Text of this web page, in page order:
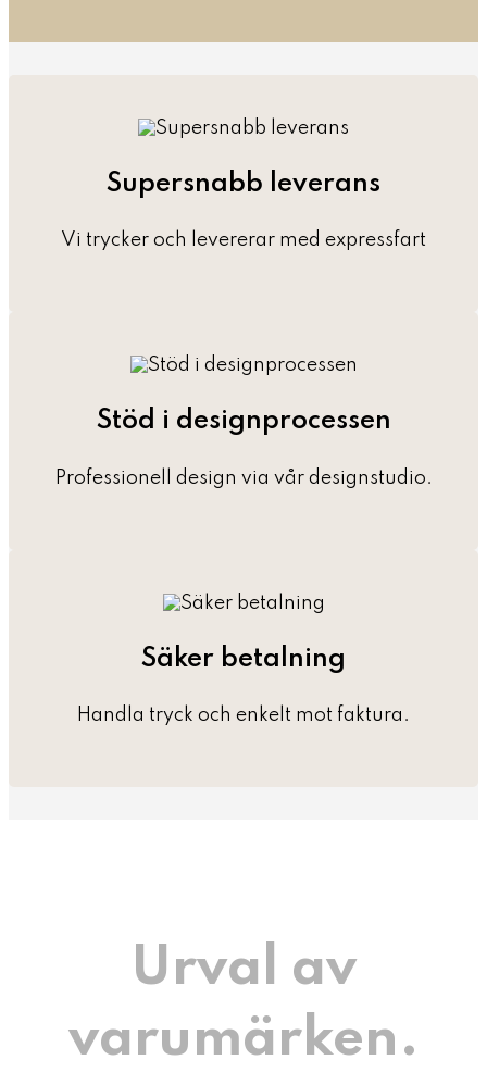
Supersnabb leverans
Vi trycker och levererar med expressfart
Stöd i designprocessen
Professionell design via vår designstudio.
Säker betalning
Handla tryck och enkelt mot faktura.
Urval av
varumärken.